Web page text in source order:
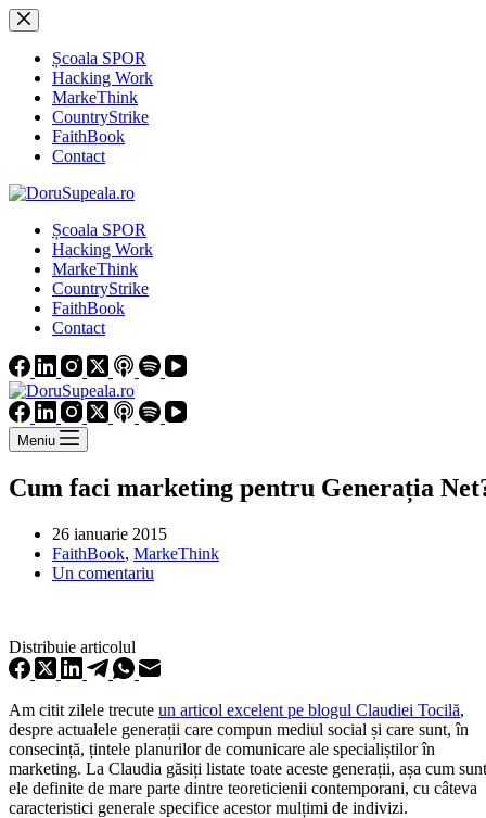
Sari
la
conținutȘcoala SPOR
Hacking Work
MarkeThink
CountryStrike
FaithBook
Contact
Școala SPOR
Hacking Work
MarkeThink
CountryStrike
FaithBook
Contact
Meniu
Cum faci marketing pentru Generația
26 ianuarie 2015
FaithBook, MarkeThink
Un comentariu
Distribuie articolul
Am citit zilele trecute un articol excelent pe blogul Claudiei Tocilă,
despre actualele generații care compun mediul social și care sunt, în
consecință, țintele planurilor de comunicare ale specialiștilor în
marketing. La Claudia găsiți listate toate aceste generații, așa cum sunt
ele definite de mare parte dintre teoreticienii contemporani, cu câteva
caracteristici generale specifice acestor mulțimi de indivizi.